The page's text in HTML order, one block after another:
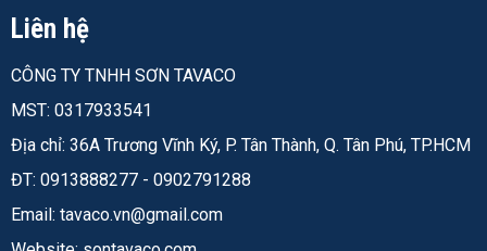
Liên hệ
CÔNG TY TNHH SƠN TAVACO
MST: 0317933541
Địa chỉ: 36A Trương Vĩnh Ký, P. Tân Thành, Q. Tân Phú, TP.HCM
ĐT: 0913888277 - 0902791288
Email: tavaco.vn@gmail.com